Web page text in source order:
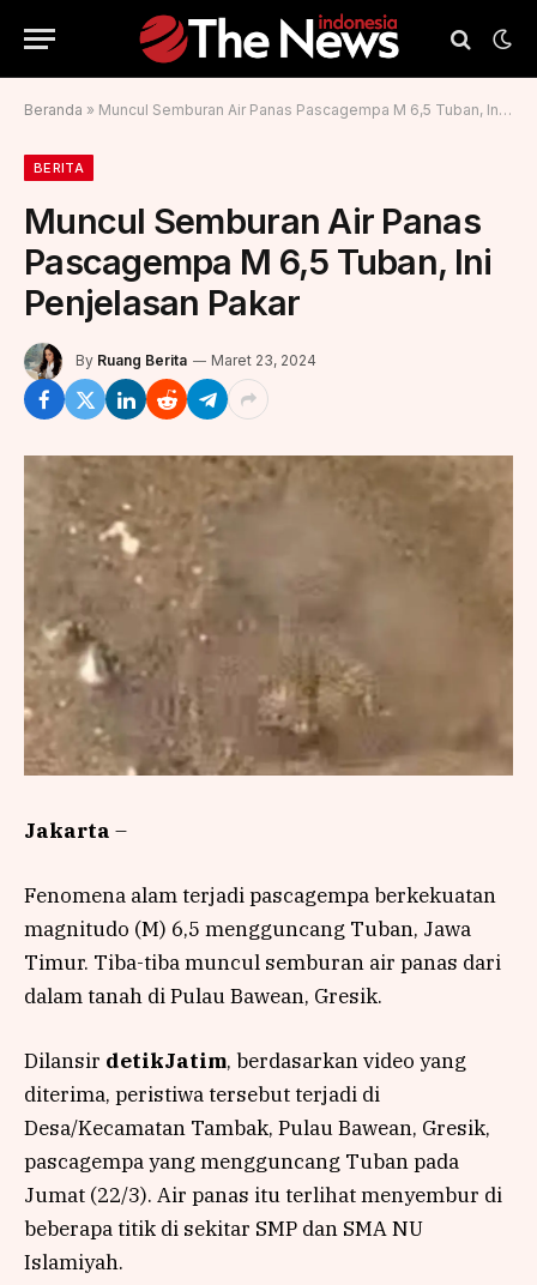
Beranda » Muncul Semburan Air Panas Pascagempa M 6,5 Tuban, Ini Penjelasan Pakar
BERITA
Muncul Semburan Air Panas
Pascagempa M 6,5 Tuban, Ini
Penjelasan Pakar
By Ruang Berita Maret 23, 2024
Jakarta –
Fenomena alam terjadi pascagempa berkekuatan
magnitudo (M) 6,5 mengguncang Tuban, Jawa
Timur. Tiba-tiba muncul semburan air panas dari
dalam tanah di Pulau Bawean, Gresik.
Dilansir detikJatim, berdasarkan video yang
diterima, peristiwa tersebut terjadi di
Desa/Kecamatan Tambak, Pulau Bawean, Gresik,
pascagempa yang mengguncang Tuban pada
Jumat (22/3). Air panas itu terlihat menyembur di
beberapa titik di sekitar SMP dan SMA NU
Islamiyah.